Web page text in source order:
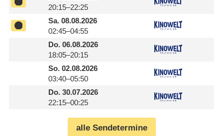
20:15–22:25
Sa.08.08.2026
02:45–04:55
Do.06.08.2026
18:05–20:15
So.02.08.2026
03:40–05:50
Do.30.07.2026
22:15–00:25
alle Sendetermine